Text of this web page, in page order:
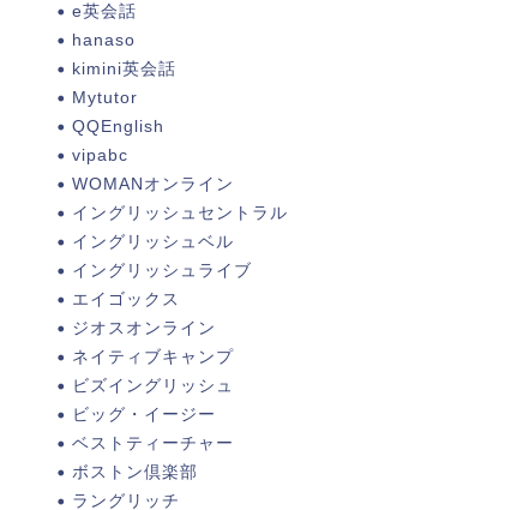
e英会話
hanaso
kimini英会話
Mytutor
QQEnglish
vipabc
WOMANオンライン
イングリッシュセントラル
イングリッシュベル
イングリッシュライブ
エイゴックス
ジオスオンライン
ネイティブキャンプ
ビズイングリッシュ
ビッグ・イージー
ベストティーチャー
ボストン倶楽部
ラングリッチ